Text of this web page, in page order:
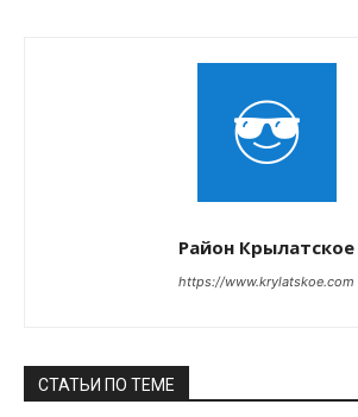
Район Крылатское
https://www.krylatskoe.com
СТАТЬИ ПО ТЕМЕ